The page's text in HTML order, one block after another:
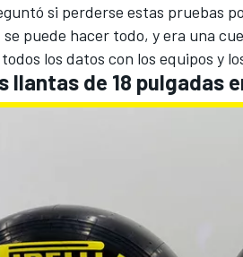
si perderse estas pruebas
puede hacer todo, y era una
los datos con los equipos y
llantas de 18 pulgadas